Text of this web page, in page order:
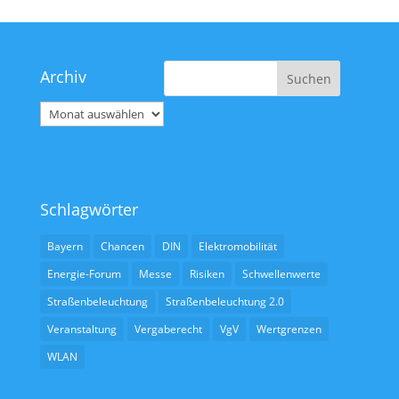
Archiv
Archiv
Schlagwörter
Bayern Chancen DIN
Elektromobilität
Energie-Forum
Messe Risiken
Schwellenwerte
Straßenbeleuchtung
Straßenbeleuchtung 2.0
Veranstaltung
Vergaberecht VgV
Wertgrenzen
WLAN